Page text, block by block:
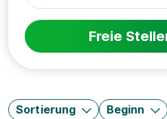
Freie
Sortierung Beginn